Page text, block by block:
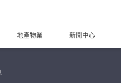
地產物業 新聞中心